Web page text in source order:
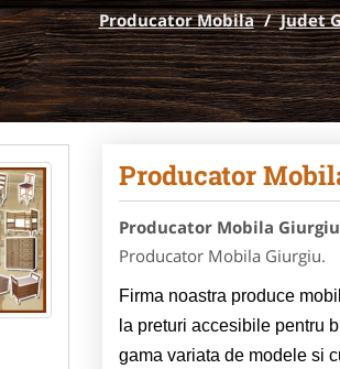
Producator Mobila / Judet
Producator
Producator Mobila Giurgiu
Producator Mobila Giurgiu.
Firma noastra produce
la preturi accesibile pentru
gama variata de modele si